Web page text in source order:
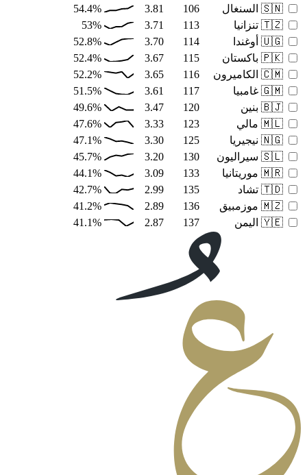
🇸🇳 السنغال 106
3.81
54.4%
🇹🇿 تنزانيا 113
3.71
53%
🇺🇬 أوغندا 114
3.70
52.8%
🇵🇰 باكستان 115
3.67
52.4%
🇨🇲 الكاميرون 116
3.65
52.2%
🇬🇲 غامبيا 117
3.61
51.5%
🇧🇯 بنين 120
3.47
49.6%
🇲🇱 مالي 123
3.33
47.6%
🇳🇬 نيجيريا 125
3.30
47.1%
🇸🇱 سيراليون 130
3.20
45.7%
🇲🇷 موريتانيا 133
3.09
44.1%
🇹🇩 تشاد 135
2.99
42.7%
🇲🇿 موزمبيق 136
2.89
41.2%
🇾🇪 اليمن 137
2.87
41.1%